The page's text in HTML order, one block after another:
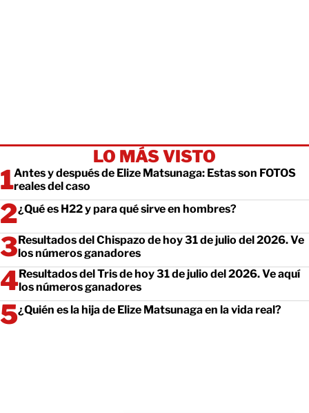
LO MÁS VISTO
Antes y después de Elize Matsunaga: Estas son FOTOS
reales del caso
¿Qué es H22 y para qué sirve en hombres?
Resultados del Chispazo de hoy 31 de julio del 2026. Ve
los números ganadores
Resultados del Tris de hoy 31 de julio del 2026. Ve aquí
los números ganadores
¿Quién es la hija de Elize Matsunaga en la vida real?